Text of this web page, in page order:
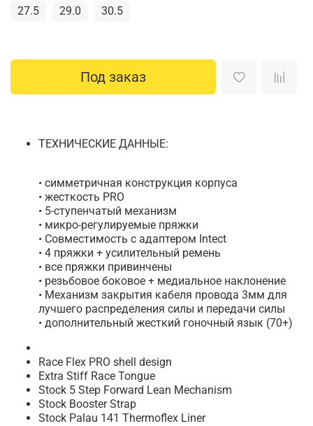
27.5 29.0 30.5
Под заказ
ТЕХНИЧЕСКИЕ ДАННЫЕ:
• симметричная конструкция корпуса
• жесткость PRO
• 5-ступенчатый механизм
• микро-регулируемые пряжки
• Совместимость с адаптером Intect
• 4 пряжки + усилительный ремень
• все пряжки привинчены
• резьбовое боковое + медиальное наклонение
• Механизм закрытия кабеля провода 3мм для
лучшего распределения силы и передачи силы
• дополнительный жесткий гоночный язык (70+)
Race Flex PRO shell design
Extra Stiff Race Tongue
Stock 5 Step Forward Lean Mechanism
Stock Booster Strap
Stock Palau 141 Thermoflex Liner